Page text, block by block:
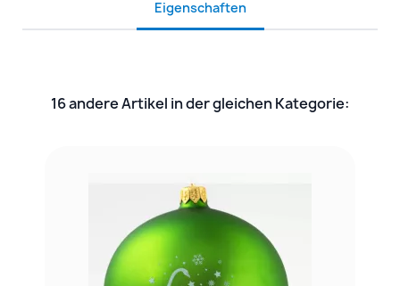
Eigenschaften
16 andere Artikel in der gleichen Kategorie: